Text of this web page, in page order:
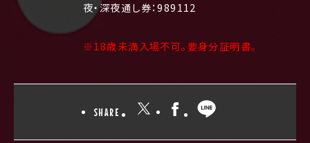
夜・深夜通し券：989112
※18歳未満入場不可。要身分証明書。
SHARE